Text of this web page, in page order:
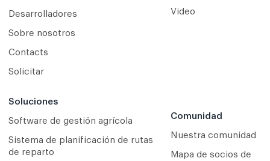
Desarrolladores
Sobre nosotros
Contacts
Solicitar
Soluciones
Software de gestión agrícola
Sistema de planificación de rutas
de reparto
Video
Comunidad
Nuestra comunidad
Mapa de socios de